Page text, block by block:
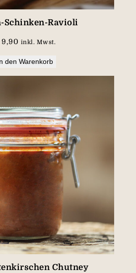
Schinken-Ravioli
9,90 inkl. Mwst.
den Warenkorb
Chutney